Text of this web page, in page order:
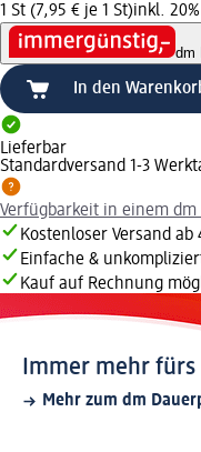
1 St (7,95 € je 1 St)inkl.
dm
In den
Lieferbar
Standardversand 1-3
Verfügbarkeit in einem
Kostenloser Versand
Einfache &
Kauf auf Rechnung
Immer mehr fürs
Mehr zum dm